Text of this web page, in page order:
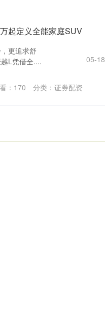
起定义全能家庭SUV
更追求舒
L凭借全....
05-18
： 170 分类：证券配资